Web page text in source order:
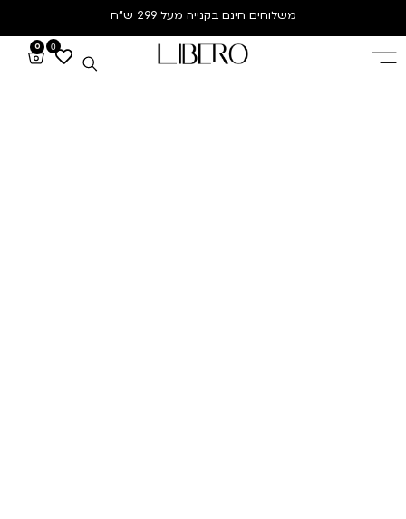
משלוחים חינם בקנייה מעל 299 ש”ח
0
0